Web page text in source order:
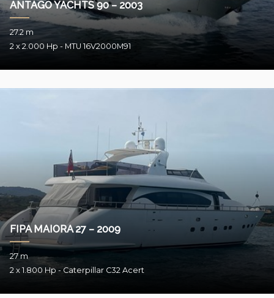
ANTAGO YACHTS 90 – 2003
27.2 m
2 x 2.000 Hp - MTU 16V2000M91
FIPA MAIORA 27 – 2009
27 m
2 x 1.800 Hp - Caterpillar C32 Acert